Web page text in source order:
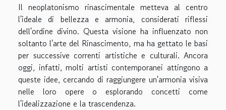
Il neoplatonismo rinascimentale metteva al centro
l'ideale di bellezza e armonia, considerati riflessi
dell'ordine divino. Questa visione ha influenzato non
soltanto l'arte del Rinascimento, ma ha gettato le basi
per successive correnti artistiche e culturali. Ancora
oggi, infatti, molti artisti contemporanei attingono a
queste idee, cercando di raggiungere un'armonia visiva
nelle loro opere o esplorando concetti come
l'idealizzazione e la trascendenza.